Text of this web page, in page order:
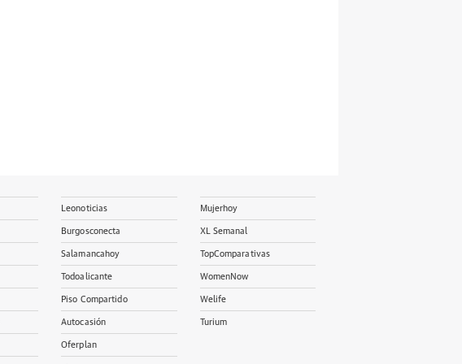
Leonoticias
Burgosconecta
Salamancahoy
Todoalicante
Piso Compartido
Autocasión
Oferplan
Mujerhoy
XL Semanal
TopComparativas
WomenNow
Welife
Turium